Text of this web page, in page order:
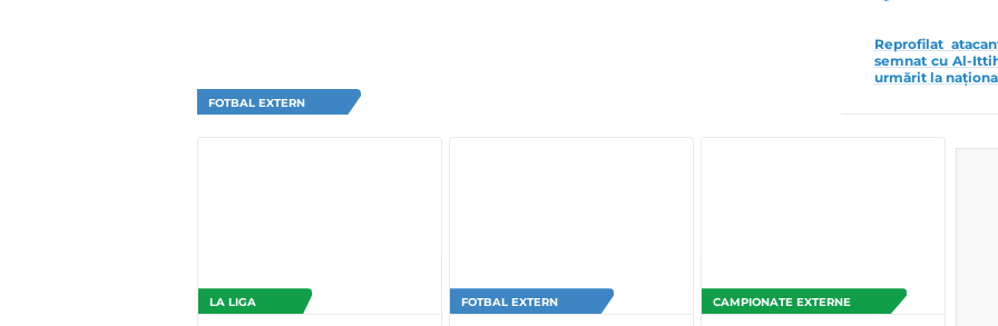
FOTBAL EXTERN
Reprofilat
semnat cu Al-
urmărit la
LA LIGA FOTBAL EXTERN CAMPIONATE EXTERNE